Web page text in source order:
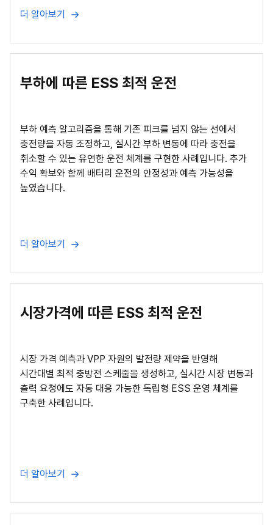
더 알아보기
부하에 따른 ESS 최적 운전
부하 예측 알고리즘을 통해 기존 피크를 넘지 않는 선에서
충전량을 자동 조정하고, 실시간 부하 변동에 따라 충전을
취소할 수 있는 유연한 운전 체계를 구현한 사례입니다. 추가
수익 확보와 함께 배터리 운전의 안정성과 예측 가능성을
높였습니다.
더 알아보기
시장가격에 따른 ESS 최적 운전
시장 가격 예측과 VPP 자원의 발전량 제약을 반영해
시간대별 최적 충방전 스케줄을 생성하고, 실시간 시장 변동과
출력 요청에도 자동 대응 가능한 독립형 ESS 운영 체계를
구축한 사례입니다.
더 알아보기